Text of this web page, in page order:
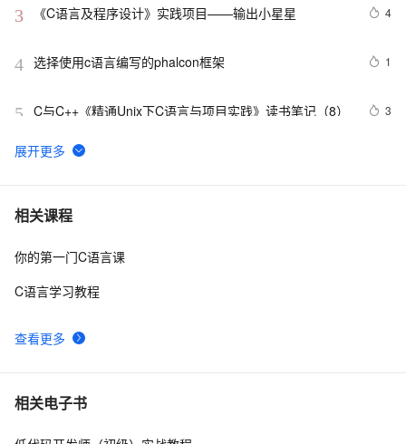
3 《C语言及程序设计》实践项目——输出小星星 4
4 选择使用c语言编写的phalcon框架 1
5 C与C++《精通Unix下C语言与项目实践》读书笔记（8） 3
6 C语言杂谈——静态函数
7 C语言例题5：
8 【C语言程序设计——函数】分数数列求和1（头歌实践
相关课程
查看更多
你的第一门C语言课
C语言学习教程
相关电子书